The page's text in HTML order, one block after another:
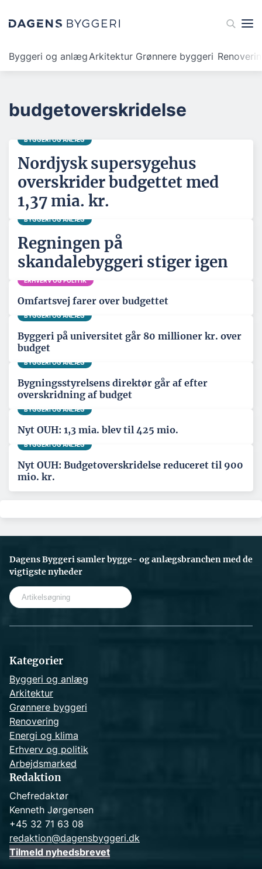
Byggeri og anlægArkitektur Grønnere byggeri
budgetoverskridelse
BYGGERI OG ANLÆG
Nordjysk supersygehus
overskrider budgettet med
1,37 mia. kr.
BYGGERI OG ANLÆG
Regningen på
skandalebyggeri stiger igen
ERHVERV OG POLITIK
Omfartsvej farer over budgettet
BYGGERI OG ANLÆG
Byggeri på universitet går 80 millioner kr. over
budget
BYGGERI OG ANLÆG
Bygningsstyrelsens direktør går af efter
overskridning af budget
BYGGERI OG ANLÆG
Nyt OUH: 1,3 mia. blev til 425 mio.
BYGGERI OG ANLÆG
Nyt OUH: Budgetoverskridelse reduceret til 900
mio. kr.
Dagens Byggeri samler bygge- og anlægsbranchen med de
vigtigste nyheder
Kategorier
Byggeri og anlæg
Arkitektur
Grønnere byggeri
Renovering
Energi og klima
Erhverv og politik
Arbejdsmarked
Redaktion
Chefredaktør
Kenneth Jørgensen
+45 32 71 63 08
redaktion@dagensbyggeri.dk
Tilmeld nyhedsbrevet